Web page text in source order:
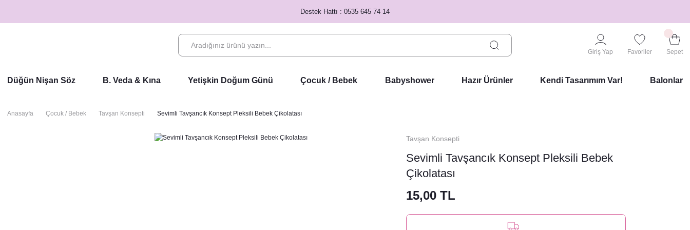
Destek Hattı : 0535 645 74 14
Giriş Yap Favoriler Sepet
Düğün Nişan Söz B. Veda & Kına Yetişkin Doğum Günü Çocuk / Bebek Babyshower Hazır Ürünler Kendi Tasarımım Var! Balonlar
Anasayfa Çocuk / Bebek Tavşan Konsepti Sevimli Tavşancık Konsept Pleksili Bebek Çikolatası
Tavşan Konsepti
Sevimli Tavşancık Konsept Pleksili Bebek
Çikolatası
15,00 TL